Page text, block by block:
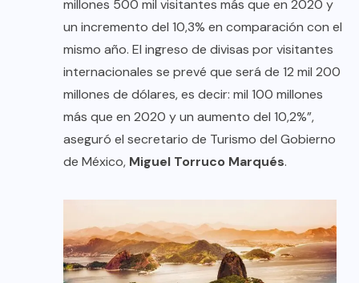
millones 500 mil visitantes más que en 2020 y
un incremento del 10,3% en comparación con el
mismo año. El ingreso de divisas por visitantes
internacionales se prevé que será de 12 mil 200
millones de dólares, es decir: mil 100 millones
más que en 2020 y un aumento del 10,2%”,
aseguró el secretario de Turismo del Gobierno
de México, Miguel Torruco Marqués.